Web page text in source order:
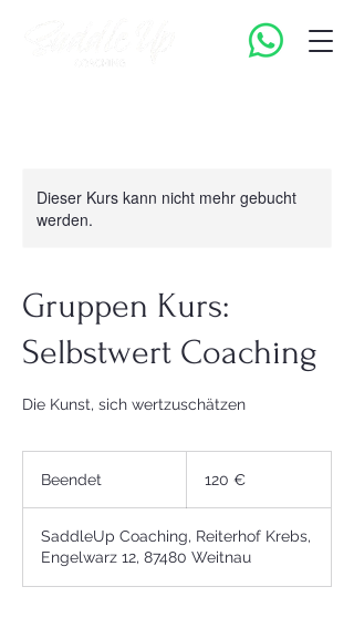
Dieser Kurs kann nicht mehr gebucht
werden.
Gruppen Kurs:
Selbstwert Coaching
Die Kunst, sich wertzuschätzen
Beendet
n
d
e
120 €
SaddleUp Coaching, Reiterhof Krebs,
Engelwarz 12, 87480 Weitnau